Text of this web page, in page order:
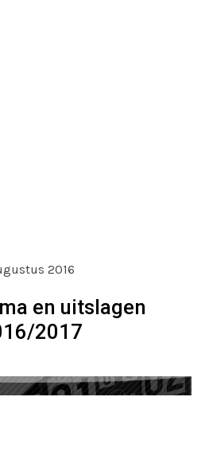
2016
en uitslagen
2017